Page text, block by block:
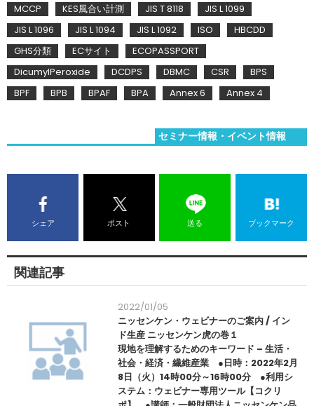
MCCP KES風合い計測 JIS T 8118
JIS L 1099
JIS L 1096
JIS L 1094 JIS L 1092 ISO
HBCDD
GHS分類
ECサイト
ECOPASSPORT
DicumylPeroxide
DCDPS DBMC CSR
BPS
BPF
BPB BPAF BPA Annex 6 Annex 4
セミナー情報・イベント情報
シェア ポスト 送る ブックマーク
関連記事
2022/01/05
ニッセンケン・ウェビナーのご案内 / イン
ド生産 ニッセンケン虎の巻１
現地を理解するためのキーワード – 生活・
社会・経済・繊維産業 ●日時：2022年2月
8日（火）14時00分～16時00分 ●利用シ
ステム：ウェビナー専用ツール【コクリ